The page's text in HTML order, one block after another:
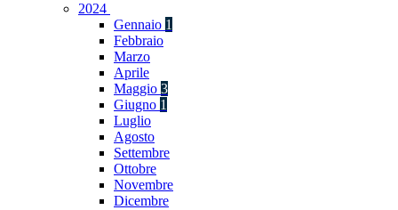
2024
Gennaio 1
Febbraio
Marzo
Aprile
Maggio 3
Giugno 1
Luglio
Agosto
Settembre
Ottobre
Novembre
Dicembre